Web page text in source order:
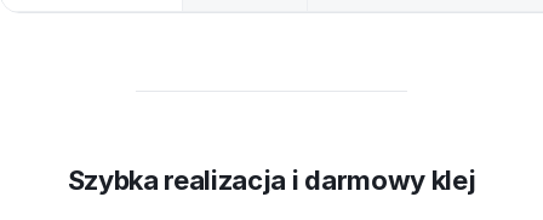
Szybka realizacja i darmowy klej